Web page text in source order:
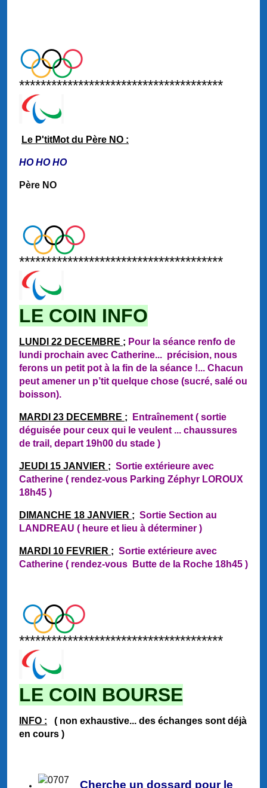
**************************************
Le P'titMot du Père NO :
HO HO HO
Père NO
**************************************
LE COIN INFO
LUNDI 22 DECEMBRE ; Pour la séance renfo de
lundi prochain avec Catherine... précision, nous
ferons un petit pot à la fin de la séance !... Chacun
peut amener un p’tit quelque chose (sucré, salé ou
boisson).
MARDI 23 DECEMBRE ;
Entraînement ( sortie
déguisée pour ceux qui le veulent ... chaussures
de trail, depart 19h00 du stade )
JEUDI 15 JANVIER ; Sortie extérieure avec
Catherine ( rendez-vous Parking Zéphyr LOROUX
18h45 )
DIMANCHE 18 JANVIER ; Sortie Section au
LANDREAU ( heure et lieu à déterminer )
MARDI 10 FEVRIER ; Sortie extérieure avec
Catherine ( rendez-vous Butte de la Roche 18h45 )
**************************************
LE COIN BOURSE
INFO : ( non exhaustive... des échanges sont déjà
en cours )
Cherche un dossard pour le